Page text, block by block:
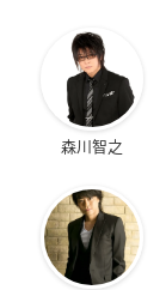
森川智之